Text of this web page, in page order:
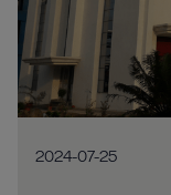
2024-07-25